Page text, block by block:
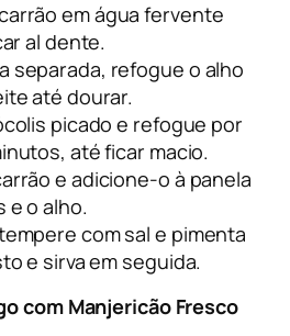
em água fervente
al dente.
separada, refogue o alho
até dourar.
picado e refogue por
até ficar macio.
e adicione-o à panela
e o alho.
com sal e pimenta
e sirva em seguida.
com Manjericão Fresco